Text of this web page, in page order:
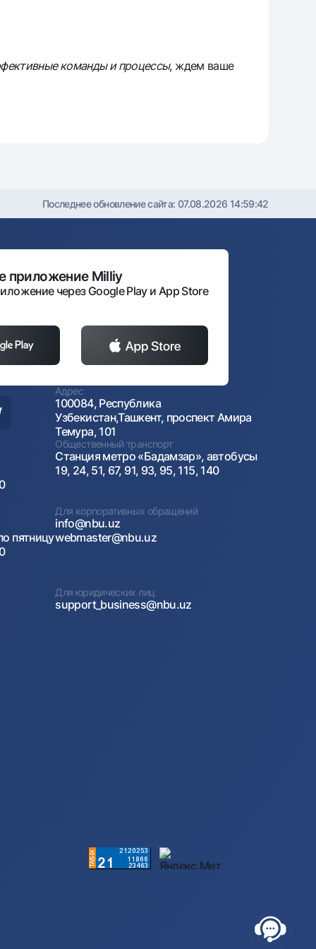
команды и процессы, ждем ваше
Последнее обновление сайта: 07.08.2026 14:59:42
приложение Milliy
через Google Play и App Store
Адрес
100084, Республика
Узбекистан,Ташкент, проспект Амира
Темура, 101
Общественный транспорт
Станция метро «Бадамзар», автобусы
19, 24, 51, 67, 91, 93, 95, 115, 140
пятницу
Для корпоративных обращений
info@nbu.uz
webmaster@nbu.uz
Для юридических лиц
support_business@nbu.uz